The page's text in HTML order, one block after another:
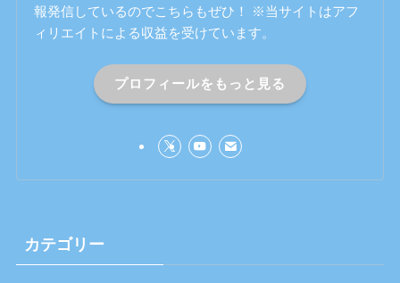
報発信しているのでこちらもぜひ！ ※当サイトはアフ
ィリエイトによる収益を受けています。
プロフィールをもっと見る
カテゴリー